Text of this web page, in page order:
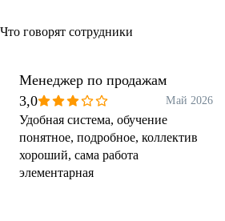
Что говорят сотрудники
Менеджер по продажам
3,0
Май 2026
Удобная система, обучение
понятное, подробное, коллектив
хороший, сама работа
элементарная